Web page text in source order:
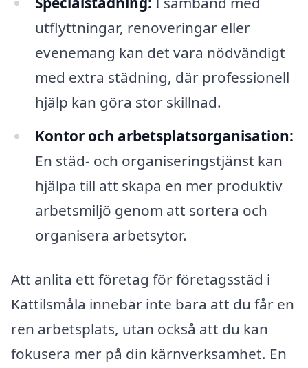
utflyttningar, renoveringar eller
evenemang kan det vara nödvändigt
med extra städning, där professionell
hjälp kan göra stor skillnad.
Kontor och arbetsplatsorganisation:
En städ- och organiseringstjänst kan
hjälpa till att skapa en mer produktiv
arbetsmiljö genom att sortera och
organisera arbetsytor.
Att anlita ett företag för företagsstäd i
Kättilsmåla innebär inte bara att du får en
ren arbetsplats, utan också att du kan
fokusera mer på din kärnverksamhet. En